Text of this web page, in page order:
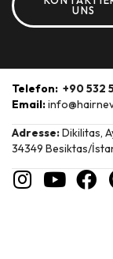
UNS
Telefon: +90 532
Email:
Adresse:Dikilitas,
34349 Besiktas/